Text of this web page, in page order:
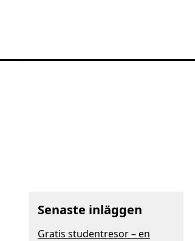
Senaste inläggen
Gratis studentresor – en